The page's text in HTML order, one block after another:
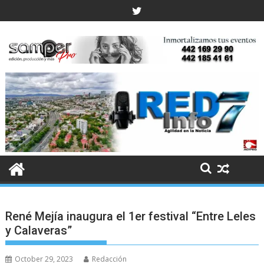
to
René Mejía inaugura el 1er festival “Entre Leles
y Calaveras”
October 29, 2023 Redacción